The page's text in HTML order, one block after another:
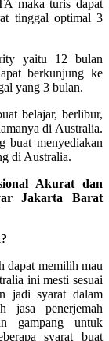
maka turis dapat
tinggal optimal 3
yaitu 12 bulan
berkunjung ke
yang 3 bulan.
belajar, berlibur,
di Australia.
buat menyediakan
di Australia.
Akurat dan
Jakarta Barat
dapat memilih mau
ini mesti sesuai
jadi syarat dalam
jasa penerjemah
gampang untuk
syarat buat